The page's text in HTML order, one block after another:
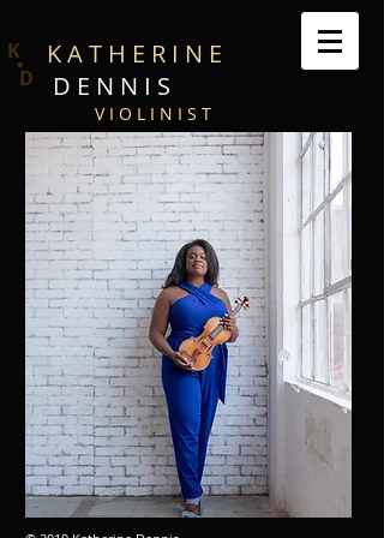
K.
D
K A T H E R I N E
D E N N I S
V I O L I N I S T